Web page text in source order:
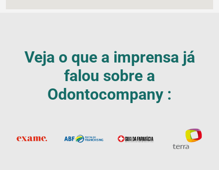
Blog
Veja o que a imprensa já
falou sobre a
Odontocompany :